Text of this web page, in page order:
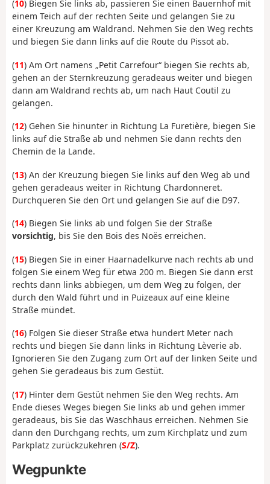
(10) Biegen Sie links ab, passieren Sie einen Bauernhof mit
einem Teich auf der rechten Seite und gelangen Sie zu
einer Kreuzung am Waldrand. Nehmen Sie den Weg rechts
und biegen Sie dann links auf die Route du Pissot ab.
(11) Am Ort namens „Petit Carrefour“ biegen Sie rechts ab,
gehen an der Sternkreuzung geradeaus weiter und biegen
dann am Waldrand rechts ab, um nach Haut Coutil zu
gelangen.
(12) Gehen Sie hinunter in Richtung La Furetière, biegen Sie
links auf die Straße ab und nehmen Sie dann rechts den
Chemin de la Lande.
(13) An der Kreuzung biegen Sie links auf den Weg ab und
gehen geradeaus weiter in Richtung Chardonneret.
Durchqueren Sie den Ort und gelangen Sie auf die D97.
(14) Biegen Sie links ab und folgen Sie der Straße
vorsichtig, bis Sie den Bois des Noës erreichen.
(15) Biegen Sie in einer Haarnadelkurve nach rechts ab und
folgen Sie einem Weg für etwa 200 m. Biegen Sie dann erst
rechts dann links abbiegen, um dem Weg zu folgen, der
durch den Wald führt und in Puizeaux auf eine kleine
Straße mündet.
(16) Folgen Sie dieser Straße etwa hundert Meter nach
rechts und biegen Sie dann links in Richtung Lèverie ab.
Ignorieren Sie den Zugang zum Ort auf der linken Seite und
gehen Sie geradeaus bis zum Gestüt.
(17) Hinter dem Gestüt nehmen Sie den Weg rechts. Am
Ende dieses Weges biegen Sie links ab und gehen immer
geradeaus, bis Sie das Waschhaus erreichen. Nehmen Sie
dann den Durchgang rechts, um zum Kirchplatz und zum
Parkplatz zurückzukehren (S/Z).
Wegpunkte